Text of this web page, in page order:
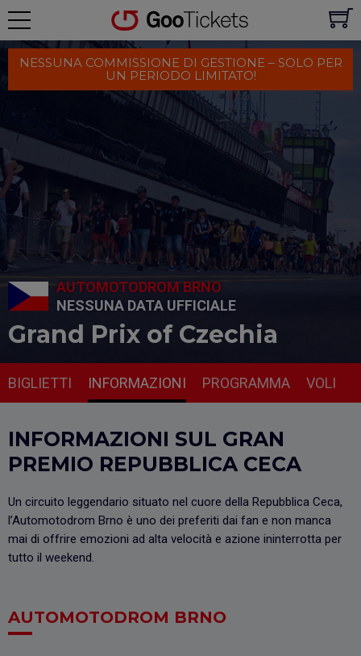
AUTOMOTODROM BRNO
NESSUNA DATA UFFICIALE
Grand Prix of Czechia
NESSUNA COMMISSIONE DI GESTIONE – SOLO PER
UN PERIODO LIMITATO!
BIGLIETTI INFORMAZIONI PROGRAMMA VOLI
INFORMAZIONI SUL GRAN
PREMIO REPUBBLICA CECA
Un circuito leggendario situato nel cuore della Repubblica Ceca,
l’Automotodrom Brno è uno dei preferiti dai fan e non manca
mai di offrire emozioni ad alta velocità e azione ininterrotta per
tutto il weekend.
AUTOMOTODROM BRNO